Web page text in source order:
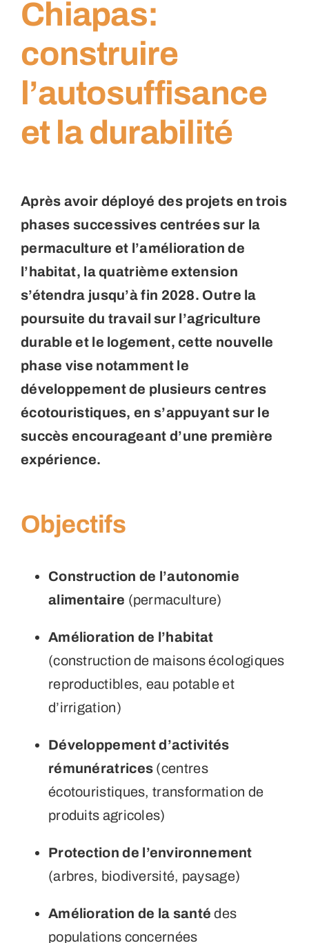
Chiapas:
construire
l’autosuffisance
et la durabilité
Après avoir déployé des projets en trois
phases successives centrées sur la
permaculture et l’amélioration de
l’habitat, la quatrième extension
s’étendra jusqu’à fin 2028. Outre la
poursuite du travail sur l’agriculture
durable et le logement, cette nouvelle
phase vise notamment le
développement de plusieurs centres
écotouristiques, en s’appuyant sur le
succès encourageant d’une première
expérience.
Objectifs
Construction de l’autonomie
alimentaire (permaculture)
Amélioration de l’habitat
(construction de maisons écologiques
reproductibles, eau potable et
d’irrigation)
Développementd’activités
rémunératrices (centres
écotouristiques, transformation de
produits agricoles)
Protection de l’environnement
(arbres, biodiversité, paysage)
Amélioration de la santé des
populations concernées